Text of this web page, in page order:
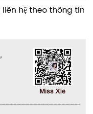
hệ theo thông tin